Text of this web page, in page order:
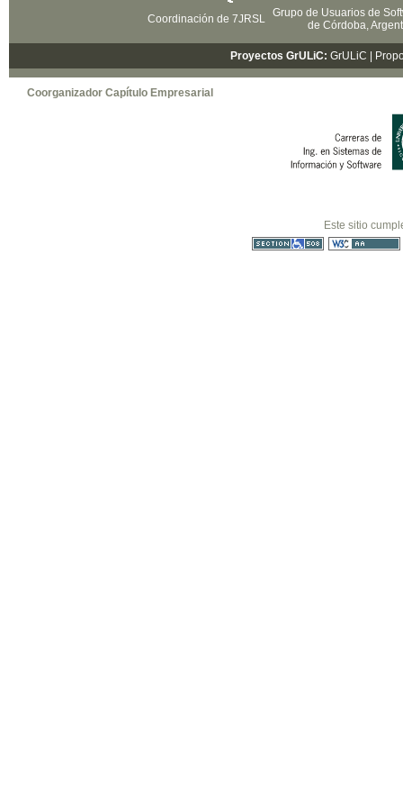
Coordinación de 7JRSL
Grupo de Usuarios de
de Córdoba,
Proyectos GrULiC: GrULiC |
Coorganizador Capítulo Empresarial
Este sitio